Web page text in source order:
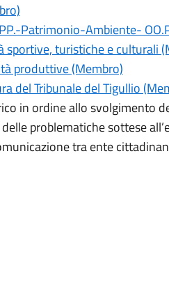
Patrimonio-Ambiente-
turistiche e culturali
produttive (Membro)
del Tribunale del Tigullio
in ordine allo svolgimento
problematiche sottese
tra ente